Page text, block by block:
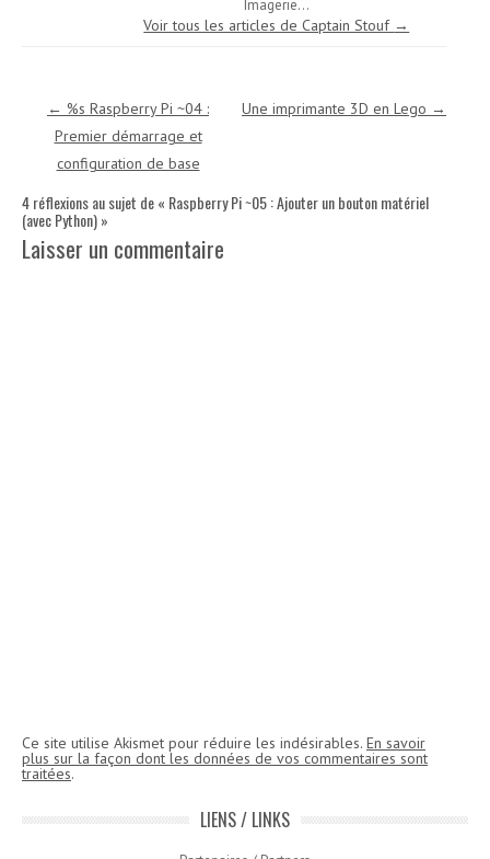
Imagerie...
Voir tous les articles de Captain Stouf →
Navigation des articles
← %s Raspberry Pi ~04 :
Premier démarrage et
configuration de base
Une imprimante 3D en Lego →
4 réflexions au sujet de « Raspberry Pi ~05 : Ajouter un bouton matériel
(avec Python)»
Laisser un commentaire
Ce site utilise Akismet pour réduire les indésirables. En savoir
plus sur la façon dont les données de vos commentaires sont
traitées.
LIENS / LINKS